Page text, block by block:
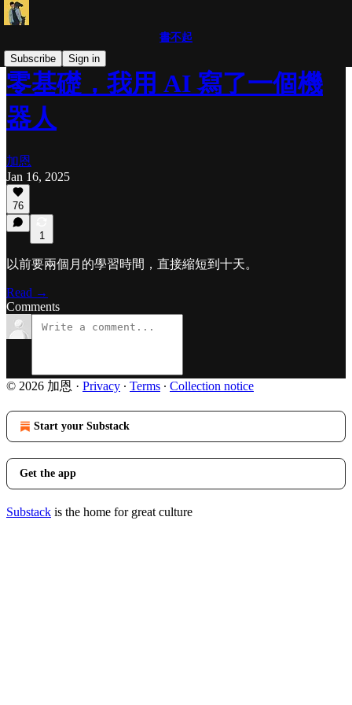
書不起
Subscribe
Sign in
零基礎，我用 AI 寫了一個機
器人
加恩
Jan 16, 2025
76
1
以前要兩個月的學習時間，直接縮短到十天。
Read →
Comments
© 2026 加恩 · Privacy ∙ Terms ∙ Collection notice
Start your Substack
Get the app
Substack is the home for great culture